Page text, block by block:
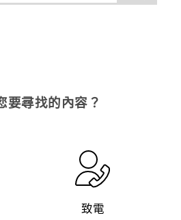
要尋找的內容？
致電